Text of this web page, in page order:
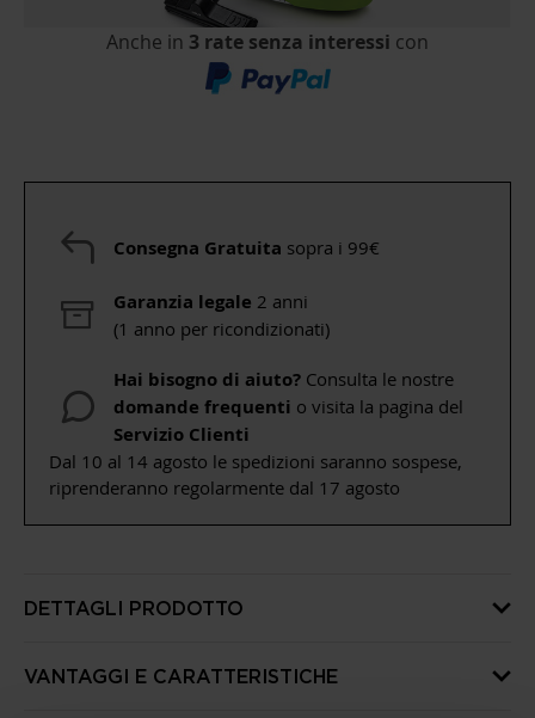
Anche in 3 rate senza interessi con
Consegna Gratuita sopra i 99€
Garanzia legale 2 anni
(1 anno per ricondizionati)
Hai bisogno di aiuto? Consulta le nostre
domande frequenti o visita la pagina del
Servizio Clienti
Dal 10 al 14 agosto le spedizioni saranno sospese,
riprenderanno regolarmente dal 17 agosto
DETTAGLI PRODOTTO
VANTAGGI E CARATTERISTICHE